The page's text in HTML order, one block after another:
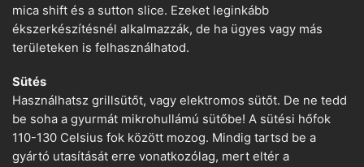
mica shift és a sutton slice. Ezeket leginkább
ékszerkészítésnél alkalmazzák, de ha ügyes vagy más
területeken is felhasználhatod.
Sütés
Használhatsz grillsütőt, vagy elektromos sütőt. De ne tedd
be soha a gyurmát mikrohullámú sütőbe! A sütési hőfok
110-130 Celsius fok között mozog. Mindig tartsd be a
gyártó utasítását erre vonatkozólag, mert eltér a